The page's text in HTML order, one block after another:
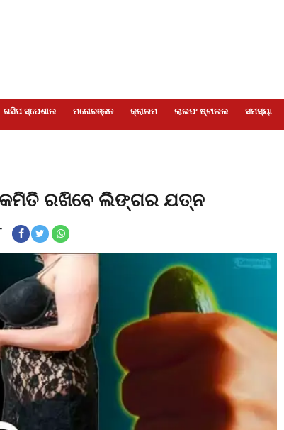
ଗସିପ ସ୍ପେଶାଲ ମନୋରଞ୍ଜନ କ୍ରାଇମ ଲାଇଫ ଷ୍ଟାଇଲ ସମସ୍ୟା
ରଖିବେ ଲିଙ୍ଗର ଯତ୍ନ